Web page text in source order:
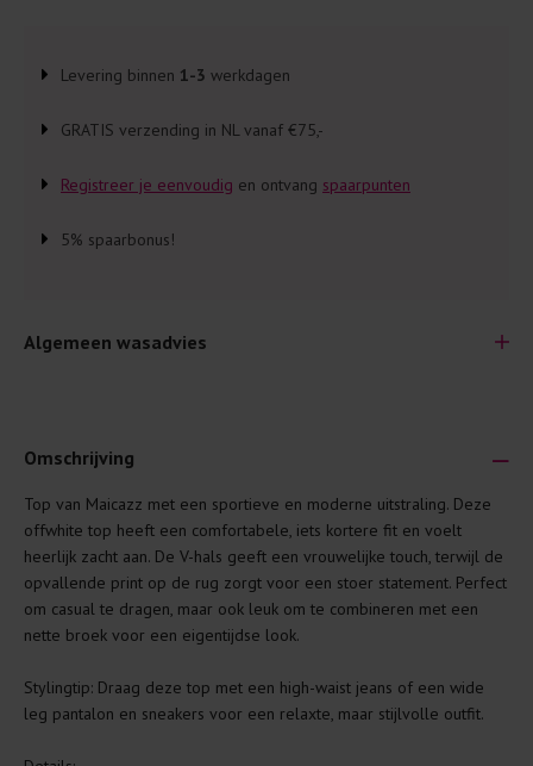
Levering binnen 1-3 werkdagen
GRATIS verzending in NL vanaf €75,-
Registreer je eenvoudig en ontvang spaarpunten
5% spaarbonus!
Algemeen wasadvies
Je wilt natuurlijk lang plezier hebben van je nieuwe kleding.
Daarom geven wij een aantal algemene was-tips:
Lees altijd eerst even het was-etiket.
Was kleding binnenste buiten. Dat beschermt de
Wees zuinig met wasmiddel. Per kledingstuk is een drupje
genoeg.
Was zo koud mogelijk. Op 20 of 30 graden wassen is vaak
Omschrijving
Top van Maicazz met een sportieve en moderne uitstraling. Deze
offwhite top heeft een comfortabele, iets kortere fit en voelt
heerlijk zacht aan. De V-hals geeft een vrouwelijke touch, terwijl de
opvallende print op de rug zorgt voor een stoer statement. Perfect
om casual te dragen, maar ook leuk om te combineren met een
nette broek voor een eigentijdse look.
Stylingtip: Draag deze top met een high-waist jeans of een wide
leg pantalon en sneakers voor een relaxte, maar stijlvolle outfit.